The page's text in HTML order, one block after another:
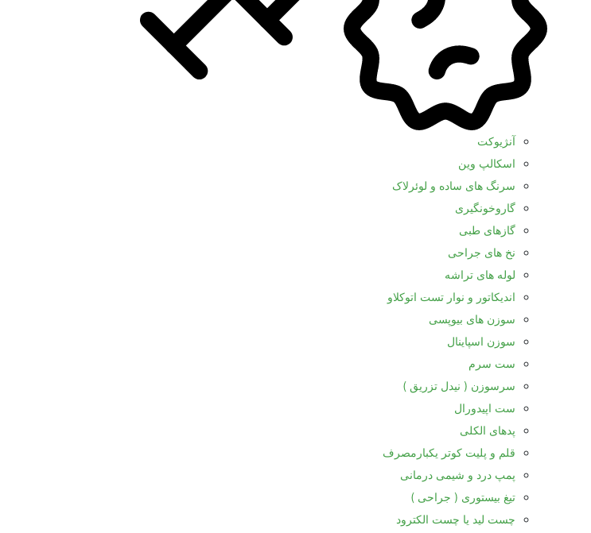
آنژیوکت
اسکالپ وین
سرنگ های ساده و لوئرلاک
گاروخونگیری
گازهای طبی
نخ های جراحی
لوله های تراشه
اندیکاتور و نوار تست اتوکلاو
سوزن های بیوپسی
سوزن اسپاینال
ست سرم
سرسوزن ( نیدل تزریق )
ست اپیدورال
پدهای الکلی
قلم و پلیت کوتر یکبارمصرف
پمپ درد و شیمی درمانی
تیغ بیستوری ( جراحی )
چست لید یا چست الکترود